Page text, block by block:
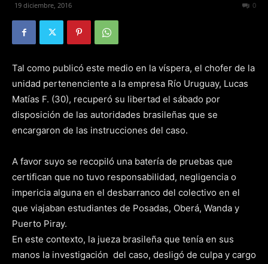
19 diciembre, 2016 0
Tal como publicó este medio en la víspera, el chofer de la
unidad pertenenciente a la empresa Río Uruguay, Lucas
Matías F. (30), recuperó su libertad el sábado por
disposición de las autoridades brasileñas que se
encargaron de las instrucciones del caso.
A favor suyo se recopiló una batería de pruebas que
certifican que no tuvo responsabilidad, negligencia o
impericia alguna en el desbarranco del colectivo en el
que viajaban estudiantes de Posadas, Oberá, Wanda y
Puerto Piray.
En este contexto, la jueza brasileña que tenía en sus
manos la investigación del caso, desligó de culpa y cargo